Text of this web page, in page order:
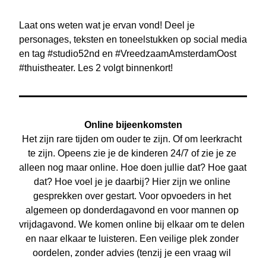
Laat ons weten wat je ervan vond! Deel je
personages, teksten en toneelstukken op social media
en tag #studio52nd en #VreedzaamAmsterdamOost
#thuistheater. Les 2 volgt binnenkort!
Online bijeenkomsten
Het zijn rare tijden om ouder te zijn. Of om leerkracht
te zijn. Opeens zie je de kinderen 24/7 of zie je ze
alleen nog maar online. Hoe doen jullie dat? Hoe gaat
dat? Hoe voel je je daarbij? Hier zijn we online
gesprekken over gestart. Voor opvoeders in het
algemeen op donderdagavond en voor mannen op
vrijdagavond. We komen online bij elkaar om te delen
en naar elkaar te luisteren. Een veilige plek zonder
oordelen, zonder advies (tenzij je een vraag wil